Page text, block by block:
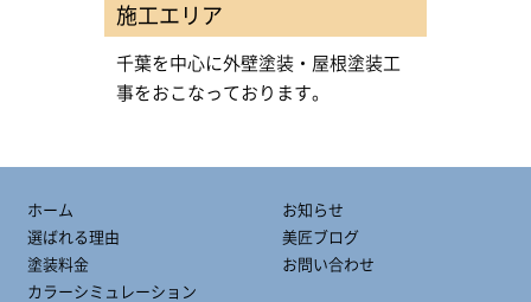
施工エリア
千葉を中心に外壁塗装・屋根塗装工
事をおこなっております。
ホーム
選ばれる理由
塗装料金
カラーシミュレーション
お知らせ
美匠ブログ
お問い合わせ